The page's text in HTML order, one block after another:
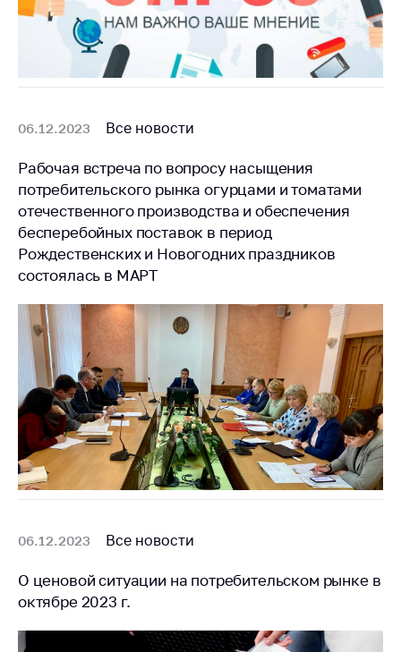
Регулирование
рекламной
деятельности
Международное
Применение мер
регулирования
Биржевая торговля
Выставочная
деятельность в
Республике
Защита
персональных
данных
Новости
Обратиться в МАРТ
Личный прием
граждан и юр. лиц
линия
Горячая линия
Электронные
06.12.2023 Все новости
Рабочая встреча по вопросу насыщения
потребительского рынка огурцами и томатами
отечественного производства и обеспечения
бесперебойных поставок в период
Рождественских и Новогодних праздников
состоялась в МАРТ
06.12.2023 Все новости
О ценовой ситуации на потребительском рынке в
октябре 2023 г.